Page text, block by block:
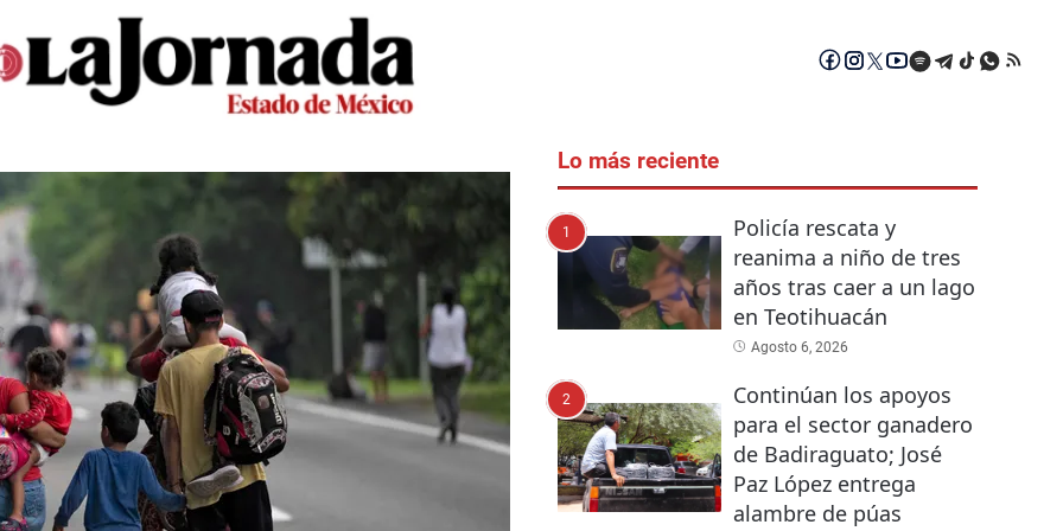
Lo más reciente
1
Policía rescata y
reanima a niño de tres
años tras caer a un lago
en Teotihuacán
Agosto 6, 2026
2
Continúan los apoyos
para el sector ganadero
de Badiraguato; José
Paz López entrega
alambre de púas